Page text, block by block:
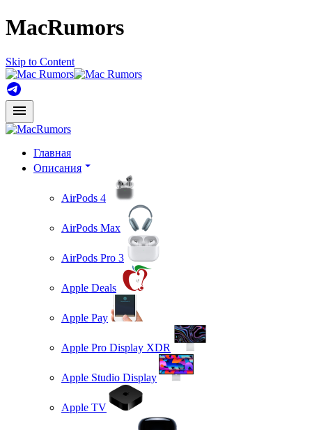
MacRumors
Skip to Content
Главная
Описания
AirPods 4
AirPods Max
AirPods Pro 3
Apple Deals
Apple Pay
Apple Pro Display XDR
Apple Studio Display
Apple TV